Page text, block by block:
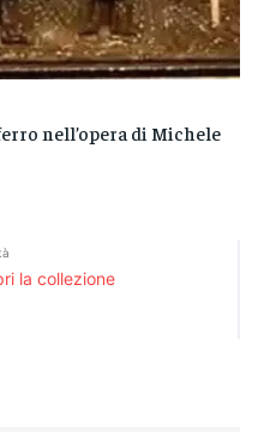
nell’opera di Michele